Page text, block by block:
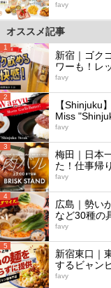
favy
オススメ記事
1
新宿｜ゴク
ワーも！レ
favy
2
【Shinjuku
Miss
favy
3
梅田｜日本
た！仕事帰
favy
4
広島｜勢い
など30種の
favy
5
新宿東口｜
するビャン
favy